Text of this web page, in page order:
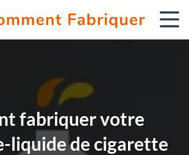
fabriquer votre
liquide de cigarette